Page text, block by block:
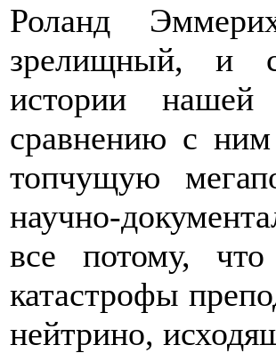
Роланд
зрелищный, и
истории
сравнению с
топчущую
научно-
все потому,
катастрофы
нейтрино,